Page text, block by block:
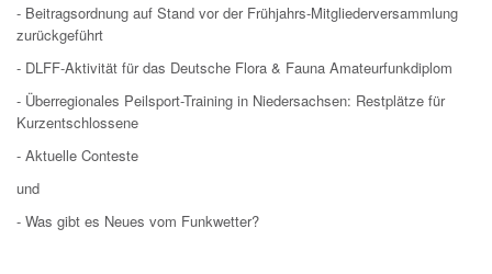
- Beitragsordnung auf Stand vor der Frühjahrs-Mitgliederversammlung
zurückgeführt
- DLFF-Aktivität für das Deutsche Flora & Fauna Amateurfunkdiplom
- Überregionales Peilsport-Training in Niedersachsen: Restplätze für
Kurzentschlossene
- Aktuelle Conteste
und
- Was gibt es Neues vom Funkwetter?